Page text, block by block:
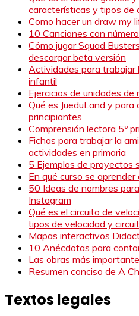
características y tipos de
Como hacer un draw my
10 Canciones con
Cómo jugar Squad
descargar beta versión
Actividades para trabajar
infantil
Ejercicios de unidades de
Qué es JueduLand y para
principiantes
Comprensión lectora 5º
Fichas para trabajar la
actividades en primaria
5 Ejemplos de proyectos
En qué curso se
50 Ideas de nombres
Instagram
Qué es el circuito de
tipos de velocidad y
Mapas interactivos
10 Anécdotas para
Las obras más
Resumen conciso de A
Textos legales